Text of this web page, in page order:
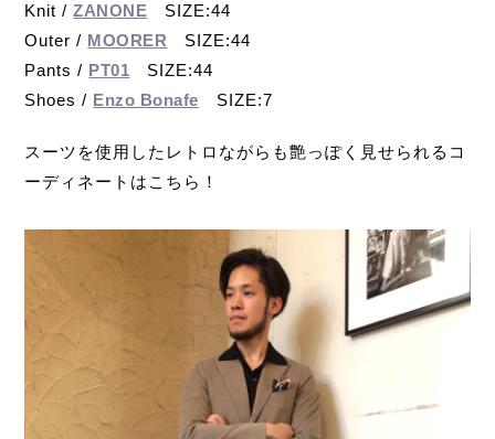
Knit /ZANONE SIZE:44
Outer / MOORER SIZE:44
Pants / PT01 SIZE:44
Shoes / Enzo Bonafe SIZE:7
スーツを使用したレトロながらも艶っぽく見せられるコ
ーディネートはこちら！